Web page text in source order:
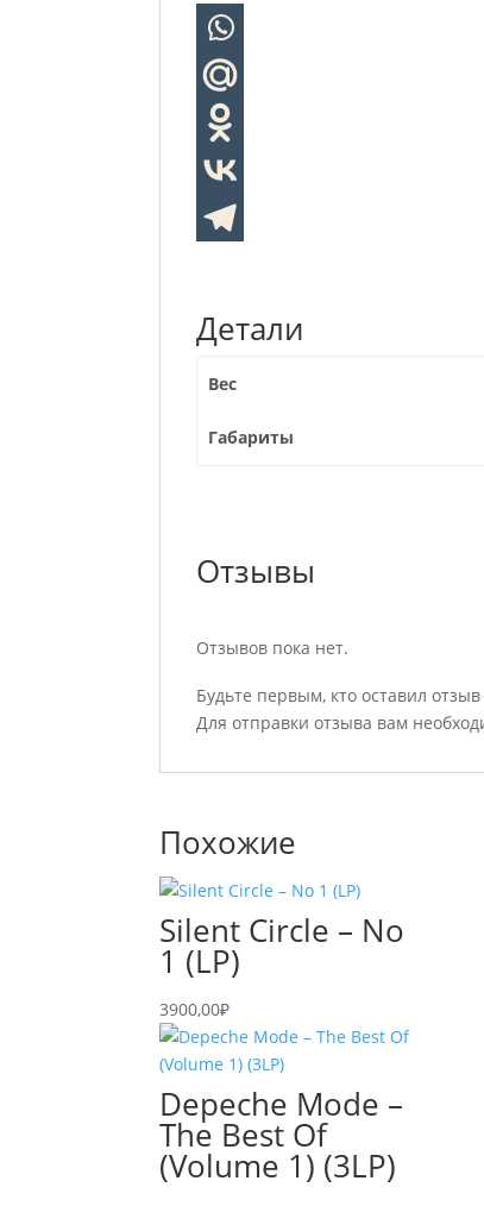
Детали
Вес
Габариты
Отзывы
Отзывов пока нет.
Будьте первым, кто оставил отзыв
Для отправки отзыва вам
Похожие
Silent Circle – No
1 (LP)
3900,00₽
Depeche Mode –
The Best Of
(Volume 1) (3LP)